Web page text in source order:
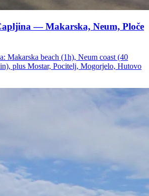
— Makarska, Neum, Ploče
Makarska beach (1h), Neum coast (40
plus Mostar, Pocitelj, Mogorjelo, Hutovo